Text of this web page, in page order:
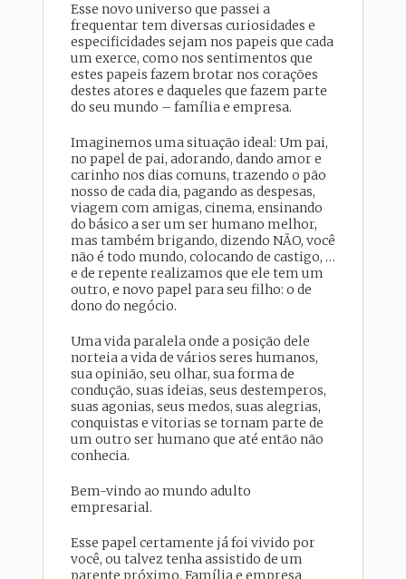
Esse novo universo que passei a
frequentar tem diversas curiosidades e
especificidades sejam nos papeis que cada
um exerce, como nos sentimentos que
estes papeis fazem brotar nos corações
destes atores e daqueles que fazem parte
do seu mundo – família e empresa.
Imaginemos uma situação ideal: Um pai,
no papel de pai, adorando, dando amor e
carinho nos dias comuns, trazendo o pão
nosso de cada dia, pagando as despesas,
viagem com amigas, cinema, ensinando
do básico a ser um ser humano melhor,
mas também brigando, dizendo NÃO, você
não é todo mundo, colocando de castigo, …
e de repente realizamos que ele tem um
outro, e novo papel para seu filho: o de
dono do negócio.
Uma vida paralela onde a posição dele
norteia a vida de vários seres humanos,
sua opinião, seu olhar, sua forma de
condução, suas ideias, seus destemperos,
suas agonias, seus medos, suas alegrias,
conquistas e vitorias se tornam parte de
um outro ser humano que até então não
conhecia.
Bem-vindo ao mundo adulto
empresarial.
Esse papel certamente já foi vivido por
você, ou talvez tenha assistido de um
parente próximo. Família e empresa